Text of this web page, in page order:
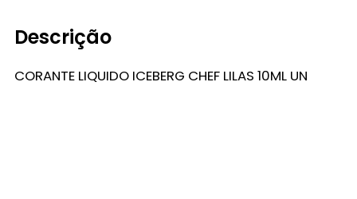
Descrição
CORANTE LIQUIDO ICEBERG CHEF LILAS 10ML UN